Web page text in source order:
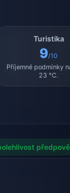
Turistika
9/10
Příjemné podmínky
23 °C.